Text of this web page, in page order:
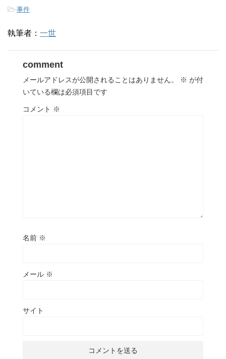
-事件
執筆者： 一世
comment
メールアドレスが公開されることはありません。 ※ が付
いている欄は必須項目です
コメント ※
名前 ※
メール ※
サイト